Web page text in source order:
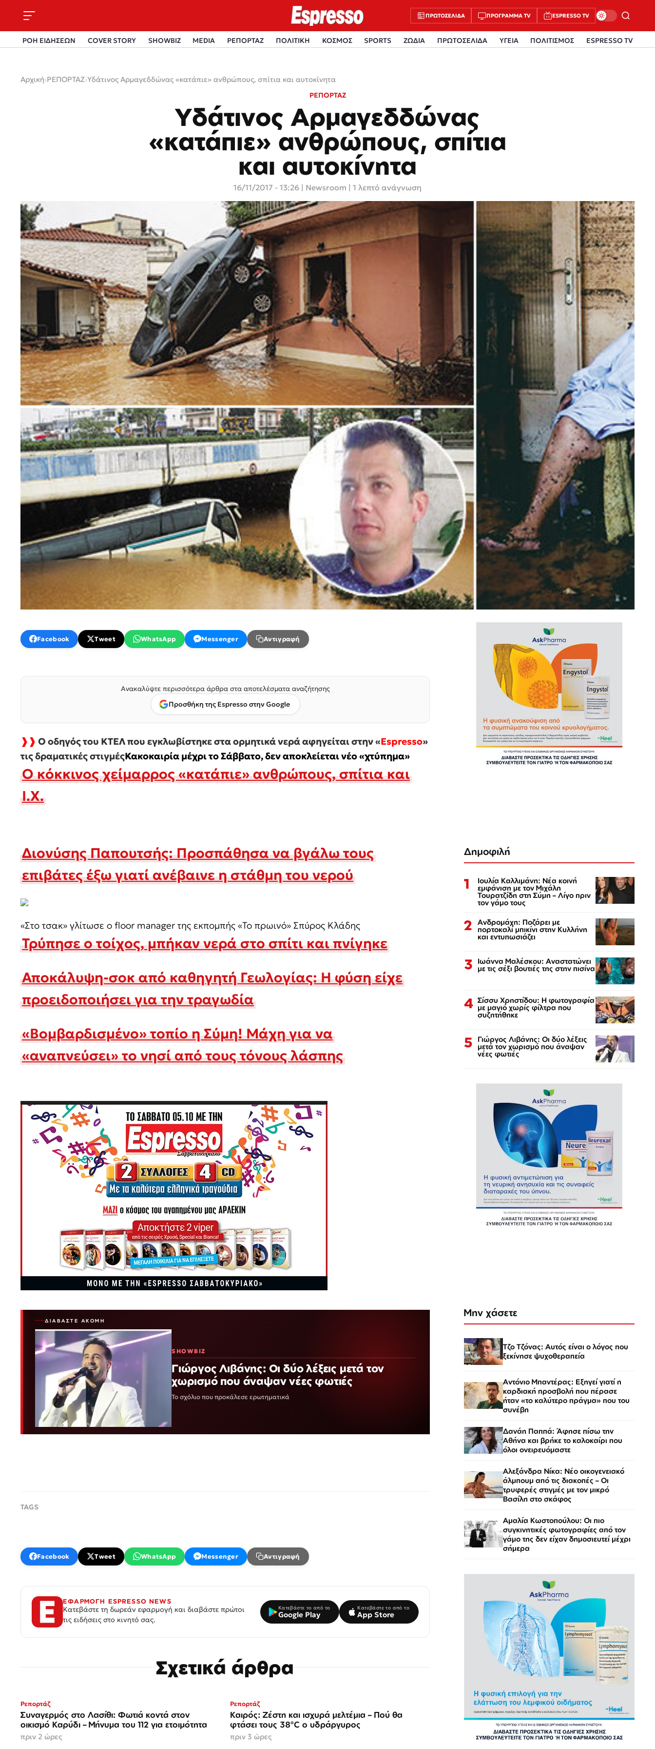
ΠΡΩΤΟΣΈΛΙΔΑ ΠΡΌΓΡΑΜΜΑ TV ESPRESSO TV
ΡΟΗ ΕΙΔΗΣΕΩΝ COVER STORY SHOWBIZ MEDIA ΡΕΠΟΡΤΑΖ ΠΟΛΙΤΙΚΗ ΚΟΣΜΟΣ SPORTS ΖΩΔΙΑ ΠΡΩΤΟΣΕΛΙΔΑ ΥΓΕΙΑ ΠΟΛΙΤΙΣΜΟΣ ESPRESSO TV
Αρχική›ΡΕΠΟΡΤΑΖ›Υδάτινος Αρμαγεδδώνας «κατάπιε» ανθρώπους, σπίτια και αυτοκίνητα
ΡΕΠΟΡΤΑΖ
Υδάτινος Αρμαγεδδώνας
«κατάπιε» ανθρώπους, σπίτια
και αυτοκίνητα
16/11/2017 - 13:26 Newsroom | 1 λεπτό ανάγνωση
Facebook Tweet WhatsApp Messenger Αντιγραφή
Ανακαλύψτε περισσότερα άρθρα στα αποτελέσματα αναζήτησης
Προσθήκη της Espresso στην Google
❱❱ Ο οδηγός του ΚΤΕΛ που εγκλωβίστηκε στα ορμητικά νερά αφηγείται στην «Espresso»
τις δραματικές στιγμέςΚακοκαιρία μέχρι το Σάββατο, δεν αποκλείεται νέο «χτύπημα»
Ο κόκκινος χείμαρρος «κατάπιε» ανθρώπους, σπίτια και
Ι.Χ.
Διονύσης Παπουτσής: Προσπάθησα να βγάλω τους
επιβάτες έξω γιατί ανέβαινε η στάθμη του νερού
«Στο τσακ» γλίτωσε ο floor manager της εκπομπής «Το πρωινό» Σπύρος Κλάδης
Τρύπησε ο τοίχος, μπήκαν νερά στο σπίτι και πνίγηκε
Αποκάλυψη-σοκ από καθηγητή Γεωλογίας: Η φύση είχε
προειδοποιήσει για την τραγωδία
«Βομβαρδισμένο» τοπίο η Σύμη! Μάχη για να
«αναπνεύσει» το νησί από τους τόνους λάσπης
ΔΙΑΒΆΣΤΕ ΑΚΌΜΗ
SHOWBIZ
Γιώργος Λιβάνης: Οι δύο λέξεις μετά τον
χωρισμό που άναψαν νέες φωτιές
Το σχόλιο που προκάλεσε ερωτηματικά
Facebook Tweet WhatsApp Messenger Αντιγραφή
ΕΦΑΡΜΟΓΗ ESPRESSO NEWS
Κατεβάστε τη δωρεάν εφαρμογή και διαβάστε πρώτοι
τις ειδήσεις στο κινητό σας.
Κατεβάστε το από το
Google Play
Κατεβάστε το από το
App Store
Σχετικά άρθρα
Ρεπορτάζ
Συναγερμός στο Λασίθι: Φωτιά κοντά στον
οικισμό Καρύδι – Μήνυμα του 112 για ετοιμότητα
πριν 2 ώρες
Ρεπορτάζ
Καιρός: Ζέστη και ισχυρά μελτέμια – Πού θα
φτάσει τους 38°C ο υδράργυρος
πριν 3 ώρες
Δημοφιλή
1 Ιουλία Καλλιμάνη: Νέα κοινή
εμφάνιση με τον Μιχάλη
Τουρατζίδη στη Σύμη – Λίγο πριν
τον γάμο τους
2 Ανδρομάχη: Ποζάρει με
πορτοκαλί μπικίνι στην Κυλλήνη
και εντυπωσιάζει
3 Ιωάννα Μαλέσκου: Αναστατώνει
με τις σέξι βουτιές της στην πισίνα
4 Σίσσυ Χρηστίδου: Η φωτογραφία
με μαγιό χωρίς φίλτρα που
συζητήθηκε
5 Γιώργος Λιβάνης: Οι δύο λέξεις
μετά τον χωρισμό που άναψαν
νέες φωτιές
Μην χάσετε
Τζο Τζόνας: Αυτός είναι ο λόγος που
ξεκίνησε ψυχοθεραπεία
Αντόνιο Μπαντέρας: Εξηγεί γιατί η
καρδιακή προσβολή που πέρασε
ήταν «το καλύτερο πράγμα» που του
συνέβη
Δανάη Παππά: Άφησε πίσω την
Αθήνα και βρήκε το καλοκαίρι που
όλοι ονειρευόμαστε
Αλεξάνδρα Νίκα: Νέο οικογενειακό
άλμπουμ από τις διακοπές – Οι
τρυφερές στιγμές με τον μικρό
Βασίλη στο σκάφος
Αμαλία Κωστοπούλου: Οι πιο
συγκινητικές φωτογραφίες από τον
γάμο της δεν είχαν δημοσιευτεί μέχρι
σήμερα